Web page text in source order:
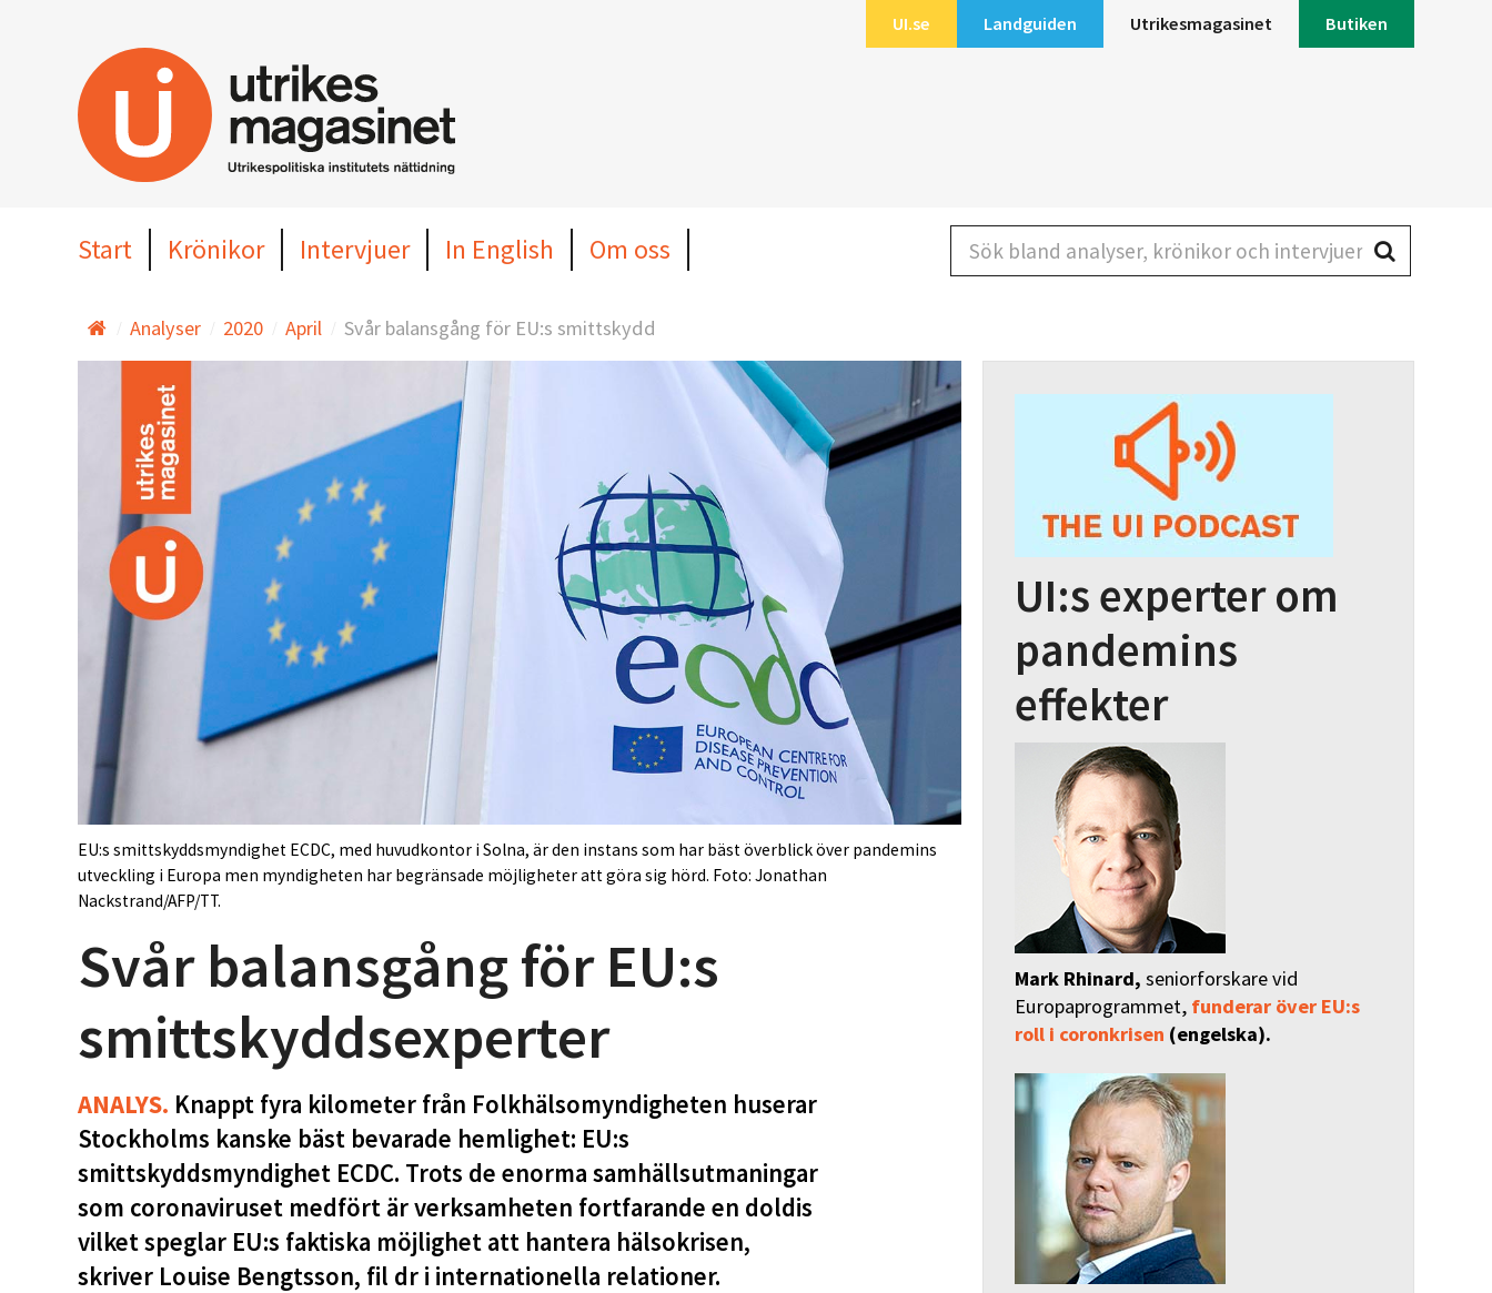
huvudinnehållet
UI.se Landguiden Utrikesmagasinet Butiken
Start Krönikor Intervjuer In English Om oss
Analyser 2020 April Svår balansgång för EU:s smittskydd
EU:s smittskyddsmyndighet ECDC, med huvudkontor i Solna, är den instans som har bäst överblick över pandemins
utveckling i Europa men myndigheten har begränsade möjligheter att göra sig hörd. Foto: Jonathan
Nackstrand/AFP/TT.
Svår balansgång för EU:s
smittskyddsexperter
ANALYS. Knappt fyra kilometer från Folkhälsomyndigheten huserar
Stockholms kanske bäst bevarade hemlighet: EU:s
smittskyddsmyndighet ECDC. Trots de enorma samhällsutmaningar
som coronaviruset medfört är verksamheten fortfarande en doldis
vilket speglar EU:s faktiska möjlighet att hantera hälsokrisen,
skriver Louise Bengtsson, fil dr i internationella relationer.
UI:s experter om
pandemins
effekter
Mark Rhinard,seniorforskare vid
Europaprogrammet, funderar över EU:s
roll i coronkrisen (engelska).